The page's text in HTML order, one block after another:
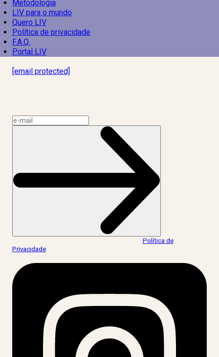
Metodologia
LIV para o mundo
Quero LIV
Política de privacidade
F.A.Q.
Portal LIV
[email protected]
Política de
Privacidade.